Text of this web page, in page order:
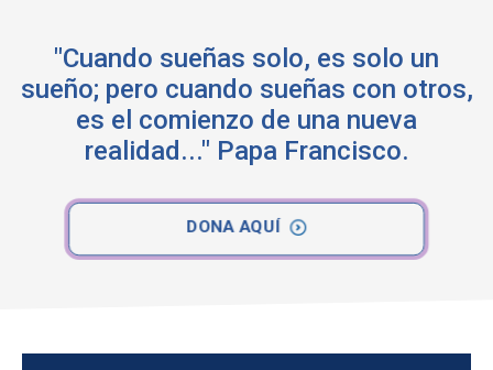
"Cuando sueñas solo, es solo un
sueño; pero cuando sueñas con otros,
es el comienzo de una nueva
realidad..." Papa Francisco.
DONA AQUÍ